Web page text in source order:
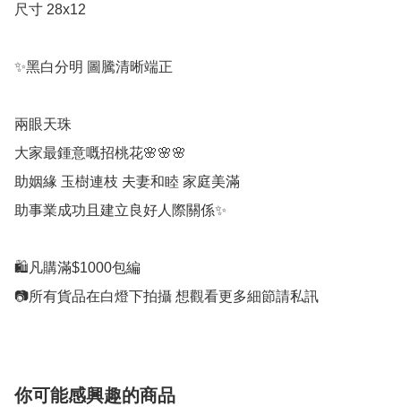
尺寸 28x12
✨黑白分明 圖騰清晰端正
兩眼天珠
大家最鍾意嘅招桃花🌸🌸🌸
助姻緣 玉樹連枝 夫妻和睦 家庭美滿
助事業成功且建立良好人際關係✨
🛍凡購滿$1000包編
📷所有貨品在白燈下拍攝 想觀看更多細節請私訊
你可能感興趣的商品